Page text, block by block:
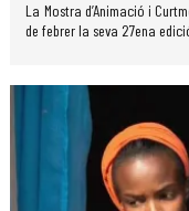
La Mostra d’Animació i
de febrer la seva 27ena